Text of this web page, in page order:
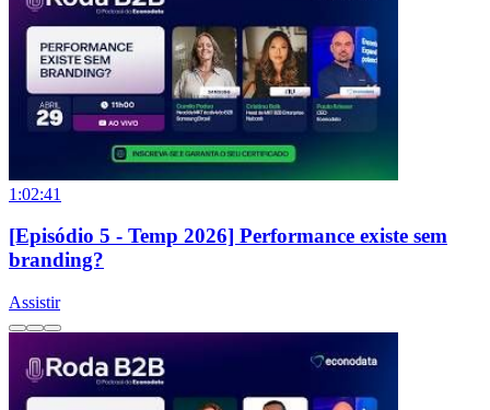
1:02:41
[Episódio 5 - Temp 2026] Performance existe sem
branding?
Assistir